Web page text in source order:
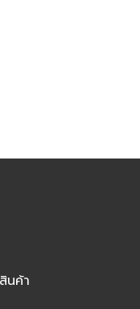
นค้า